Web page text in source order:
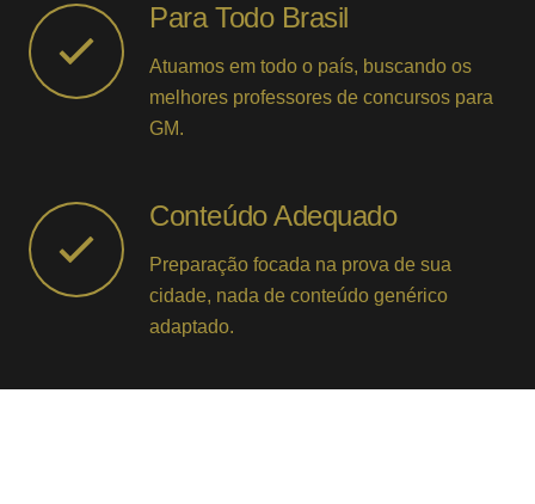
Para Todo Brasil
Atuamos em todo o país, buscando os
melhores professores de concursos para
GM.
Conteúdo Adequado
Preparação focada na prova de sua
cidade, nada de conteúdo genérico
adaptado.